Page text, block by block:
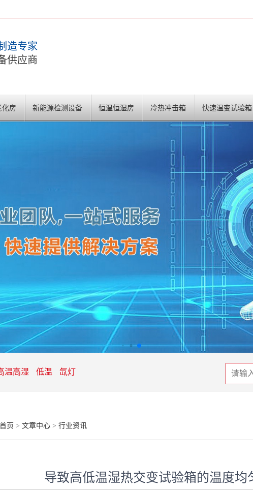
造专家
供应商
化房 新能源检测设备 恒温恒湿房 冷热冲击箱 快速温变试验箱
温高湿 低温 氙灯
首页 > 文章中心 > 行业资讯
导致高低温湿热交变试验箱的温度均